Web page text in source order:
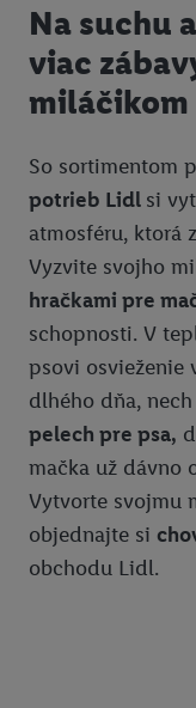
Na suchu
viac
miláčikom
So sortimentom
potrieb Lidl si
atmosféru, ktorá
Vyzvite svojho
hračkami pre
schopnosti. V
psovi osvieženie
dlhého dňa,
pelech pre psa,
mačka už dávno
Vytvorte svojmu
objednajte si
obchodu Lidl.